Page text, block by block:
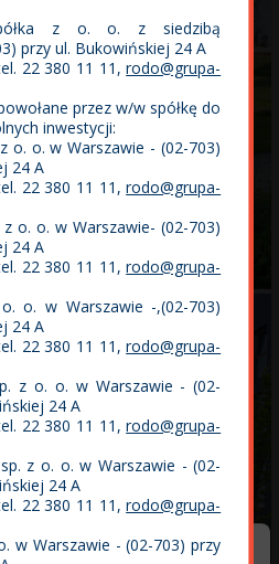
Spółka z o. o. z siedzibą
przy ul. Bukowińskiej 24 A
22 380 11 11,rodo@grupa-
przez w/w spółkę do
inwestycji:
o. o. w Warszawie - (02-703)
24 A
22 380 11 11,rodo@grupa-
z o. o. w Warszawie- (02-703)
24 A
22 380 11 11,rodo@grupa-
o. w Warszawie -,(02-703)
24 A
22 380 11 11,rodo@grupa-
z o. o. w Warszawie - (02-
24 A
22 380 11 11,rodo@grupa-
z o. o. w Warszawie - (02-
24 A
22 380 11 11,rodo@grupa-
w Warszawie - (02-703) przy
Mieszkania na kredyt